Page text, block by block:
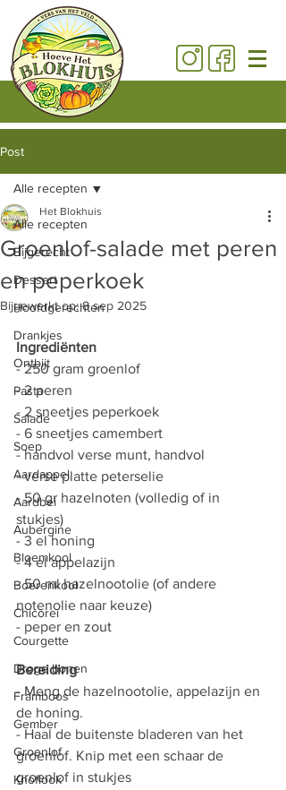
Post
Alle recepten
Bijgerecht
Dessert
Hoofdgerechten
Drankjes
Ontbijt
Pasta
Salade
Soep
Aardappel
Aardbei
Aubergine
Bloemkool
Boerenkool
Chicorei
Courgette
Droge bonen
Framboos
Gember
Groenlof
Knoflook
Alle recepten
Groenlof-salade met peren
en peperkoek
Het Blokhuis
Bijgewerkt op:8 sep 2025
Ingrediënten
- 250 gram groenlof
- 2 peren
- 2 sneetjes peperkoek
- 6 sneetjes camembert
- handvol verse munt, handvol
- verse platte peterselie
- 50 gr hazelnoten (volledig of in
stukjes)
- 3 el honing
- 4 el appelazijn
- 50 ml hazelnootolie (of andere
notenolie naar keuze)
- peper en zout
Bereiding
- Meng de hazelnootolie, appelazijn en
de honing.
- Haal de buitenste bladeren van het
groenlof. Knip met een schaar de
groenlof in stukjes